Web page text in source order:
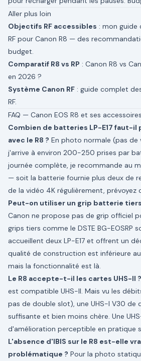
Aller plus loin
Objectifs RF accessibles : mon guide
RF pour Canon R8 — des
budget.
Comparatif R8 vs RP : Canon R8 vs
en 2026 ?
Système Canon RF : guide complet
RF.
FAQ — Canon EOS R8 et ses accessoires
Combien de batteries LP-E17 faut-il
avec le R8 ? En photo normale (pas de
j'arrive à environ 200-250 prises par
journée complète, je recommande au
— soit la batterie fournie plus deux de
de la vidéo 4K régulièrement, prévoyez
Peut-on utiliser un grip batterie tiers
Canon ne propose pas de grip officiel
grips tiers comme le DSTE BG-EOSRP
accueillent deux LP-E17 et offrent un
qualité de construction est inférieure
mais la fonctionnalité est là.
Le R8 accepte-t-il les cartes UHS-II ?
est compatible UHS-II. Mais vu les
pas de double slot), une UHS-I V30 de
suffisante et bien moins chère. Une
d'amélioration perceptible en pratique
L'absence d'IBIS sur le R8 est-elle
problématique ? Pour la photo